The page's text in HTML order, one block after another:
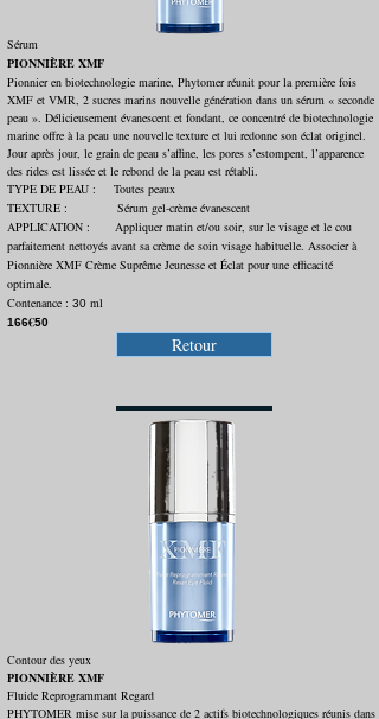
Sérum
PIONNIÈRE XMF
Pionnier en biotechnologie marine, Phytomer réunit pour la première fois
XMF et VMR, 2 sucres marins nouvelle génération dans un sérum « seconde
peau ». Délicieusement évanescent et fondant, ce concentré de biotechnologie
marine offre à la peau une nouvelle texture et lui redonne son éclat originel.
Jour après jour, le grain de peau s’affine, les pores s’estompent, l’apparence
des rides est lissée et le rebond de la peau est rétabli.
TYPE DE PEAU : Toutes peaux
TEXTURE : Sérum gel-crème évanescent
APPLICATION : Appliquer matin et/ou soir, sur le visage et le cou
parfaitement nettoyés avant sa crème de soin visage habituelle. Associer à
Pionnière XMF Crème Suprême Jeunesse et Éclat pour une efficacité
optimale.
Contenance : 30 ml
166€50
Retour
Contour des yeux
PIONNIÈRE XMF
Fluide Reprogrammant Regard
PHYTOMER mise sur la puissance de 2 actifs biotechnologiques réunis dans